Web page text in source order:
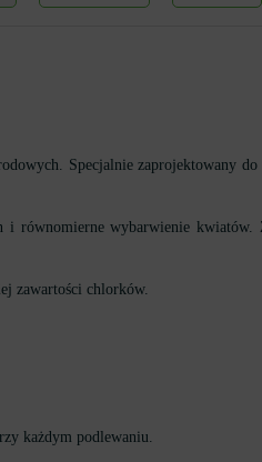
Specjalnie zaprojektowany
równomierne wybarwienie kwiatów.
zawartości chlorków.
każdym podlewaniu.